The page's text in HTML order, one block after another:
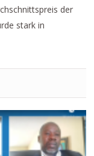
der
stark in